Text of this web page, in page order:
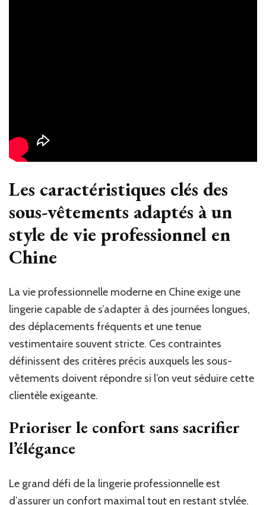
Les caractéristiques clés des
sous-vêtements adaptés à un
style de vie professionnel en
Chine
La vie professionnelle moderne en Chine exige une
lingerie capable de s’adapter à des journées longues,
des déplacements fréquents et une tenue
vestimentaire souvent stricte. Ces contraintes
définissent des critères précis auxquels les sous-
vêtements doivent répondre si l’on veut séduire cette
clientèle exigeante.
Prioriser le confort sans sacrifier
l’élégance
Le grand défi de la lingerie professionnelle est
d’assurer un confort maximal tout en restant stylée.